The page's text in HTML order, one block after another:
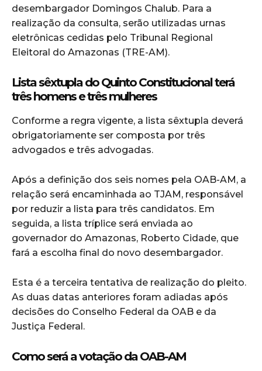
desembargador Domingos Chalub. Para a
realização da consulta, serão utilizadas urnas
eletrônicas cedidas pelo Tribunal Regional
Eleitoral do Amazonas (TRE-AM).
Lista sêxtupla do Quinto Constitucional terá
três homens e três mulheres
Conforme a regra vigente, a lista sêxtupla deverá
obrigatoriamente ser composta por três
advogados e três advogadas.
Após a definição dos seis nomes pela OAB-AM, a
relação será encaminhada ao TJAM, responsável
por reduzir a lista para três candidatos. Em
seguida, a lista tríplice será enviada ao
governador do Amazonas, Roberto Cidade, que
fará a escolha final do novo desembargador.
Esta é a terceira tentativa de realização do pleito.
As duas datas anteriores foram adiadas após
decisões do Conselho Federal da OAB e da
Justiça Federal.
Como será a votação da OAB-AM